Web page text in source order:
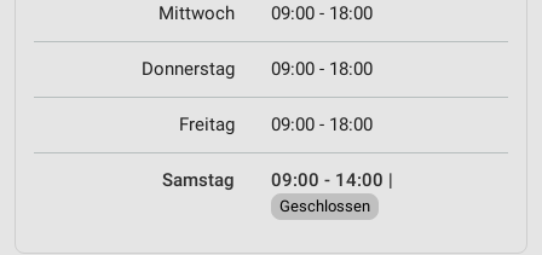
Mittwoch 09:00 - 18:00
Donnerstag 09:00 - 18:00
Freitag 09:00 - 18:00
Samstag 09:00 - 14:00 |
Geschlossen